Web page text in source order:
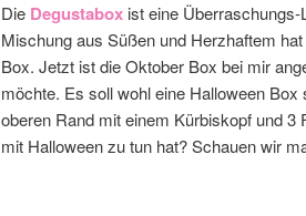
Die Degustabox ist eine
Mischung aus Süßen und Herzhaftem
Box. Jetzt ist die Oktober Box bei mir
möchte. Es soll wohl eine Halloween
oberen Rand mit einem Kürbiskopf und
mit Halloween zu tun hat? Schauen wir